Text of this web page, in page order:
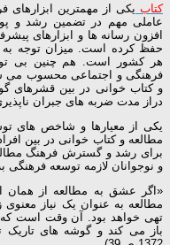
کتاب یکی از مهمترین
عاملی مهم در تضمین رشد و
افزون رسانه ها و ابزارهای
حفظ کرده است. میزان توجه به
هر کشور است. هم چنین بی
فرهنگی و اجتماعی محسوب می
و کتاب خوانی در بین قشرهای
دراز مدت ضربه های جبران
یکی از معیارها و شاخص های
مطالعه و کتاب خوانی در بین
برای رشد و گسترش فرهنگ
و نوجوانان لازمه توسعه فرهنگی
«اگر عشق به مطالعه از همان
مطالعه به عنوان یک نیاز
تهی خواهد بود. آن وقت است که
باز می کند و گوشه های تاریک